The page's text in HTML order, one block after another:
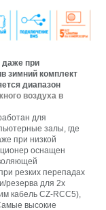
даже при
зимний комплект
диапазон
воздуха в
для
залы, где
при низкой
оснащен
резких перепадах
резерва для 2х
кабель CZ-RCC5),
высокие